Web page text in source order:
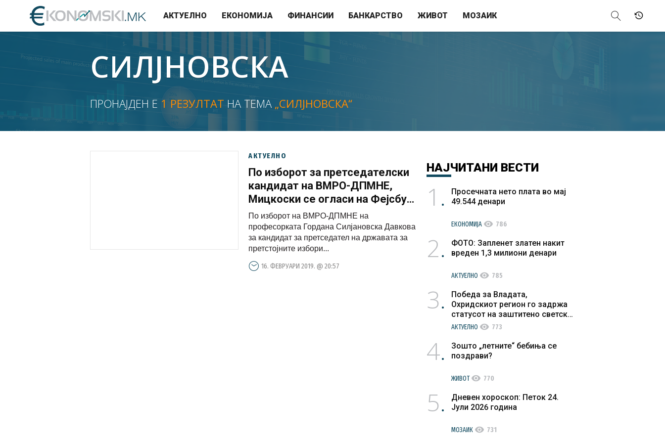
АКТУЕЛНО ЕКОНОМИЈА ФИНАНСИИ БАНКАРСТВО ЖИВОТ МОЗАИК
СИЛЈНОВСКА
ПРОНАЈДЕН Е 1 РЕЗУЛТАТ НА ТЕМА „СИЛЈНОВСКА“
АКТУЕЛНО
По изборот за претседателски
кандидат на ВМРО-ДПМНЕ,
Мицкоски се огласи на Фејсбук:
Одиме на заедничка голема
победа, за Македонија!
По изборот на ВМРО-ДПМНЕ на
професорката Гордана Силјановска Давкова
за кандидат за претседател на државата за
претстојните избори...
16. ФЕВРУАРИ 2019. @ 20:57
НАЈЧИТАНИ ВЕСТИ
1
Просечната нето плата во мај
49.544 денари
ЕКОНОМИЈА visibility 786
2
ФОТО: Запленет златен накит
вреден 1,3 милиони денари
АКТУЕЛНО visibility 785
3
Победа за Владата,
Охридскиот регион го задржа
статусот на заштитено светско
културно наследство
АКТУЕЛНО visibility 773
4
Зошто „летните“ бебиња се
поздрави?
ЖИВОТvisibility 770
5
Дневен хороскоп: Петок 24.
Јули 2026 година
МОЗАИК visibility 731